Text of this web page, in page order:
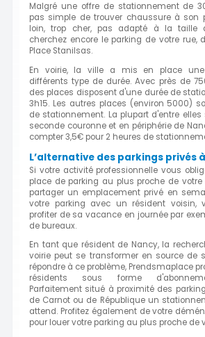
Malgré une offre de stationnement de
pas simple de trouver chaussure à son
loin, trop cher, pas adapté à la taille
cherchez encore le parking de votre rue,
Place Stanilsas.
En voirie, la ville a mis en place une
différents type de durée. Avec près de
des places disposent d'une durée de
3h15. Les autres places (environ 5000)
de stationnement. La plupart d'entre
seconde couronne et en périphérie de
compter 3,5€ pour 2 heures de
L’alternative des parkings privés
Si votre activité professionnelle vous
place de parking au plus proche de votre
partager un emplacement privé en
votre parking avec un résident voisin,
profiter de sa vacance en journée par
de bureaux.
En tant que résident de Nancy, la
voirie peut se transformer en source de
répondre à ce problème, Prendsmaplace
résidents sous forme
Parfaitement situé à proximité des
de Carnot ou de République un
attend. Profitez également de votre
pour louer votre parking au plus proche de